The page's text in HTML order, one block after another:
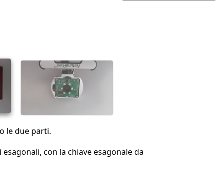
le due parti.
con la chiave esagonale da